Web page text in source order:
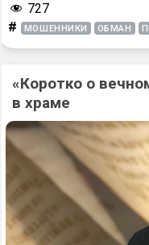
727
# МОШЕННИКИ ОБМАН
«Коротко о
в храме